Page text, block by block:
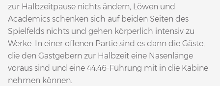
zur Halbzeitpause nichts ändern, Löwen und
Academics schenken sich auf beiden Seiten des
Spielfelds nichts und gehen körperlich intensiv zu
Werke. In einer offenen Partie sind es dann die Gäste,
die den Gastgebern zur Halbzeit eine Nasenlänge
voraus sind und eine 44:46-Führung mit in die Kabine
nehmen können.